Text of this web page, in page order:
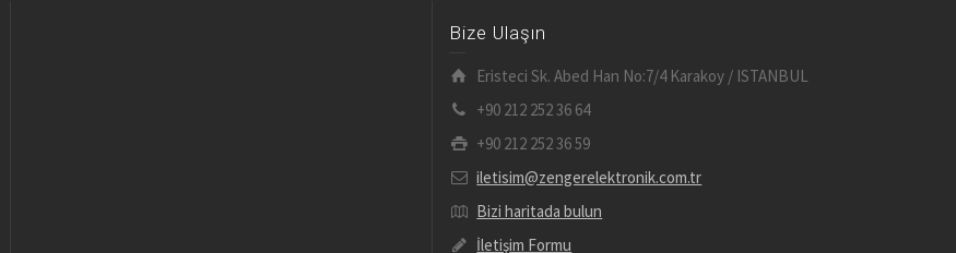
Bize Ulaşın
Eristeci Sk. Abed Han No:7/4 Karakoy / ISTANBUL
+90 212 252 36 64
+90 212 252 36 59
iletisim@zengerelektronik.com.tr
Bizi haritada bulun
İletişim Formu